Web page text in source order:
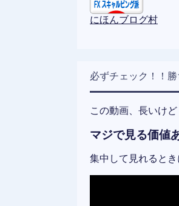
にほんブログ村
必ずチェック！！
この動画、長いけど
マジで見る価値
集中して見れるとき